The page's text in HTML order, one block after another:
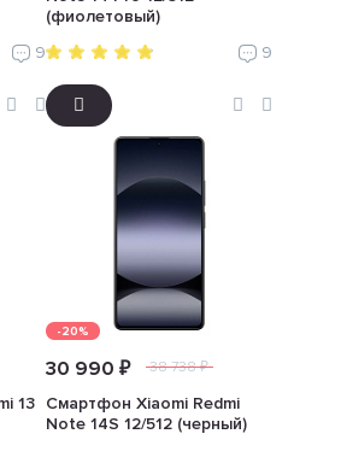
9
(фиолетовый)
9
13
-20%
30 990 ₽ 38 738 ₽
Смартфон Xiaomi Redmi
Note 14S 12/512 (черный)